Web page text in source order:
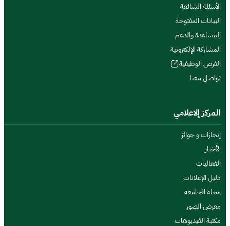
الأسئلة الشائعة
البيانات المفتوحة
المساعدة والدعم
المشاركة الإلكترونية
الفرص الوظيفية
تواصل معنا
المركز إلاعلامي
إنجازات و جوائز
الأخبار
الفعاليات
دليل الإعلانات
مجلة الجامعة
معرض الصور
مكتبة الفيديوهات